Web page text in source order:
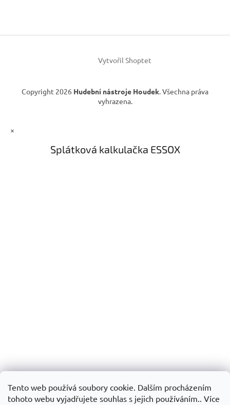
Tento web používá soubory cookie. Dalším procházením
tohoto webu vyjadřujete souhlas s jejich používáním.. Více
í
Vytvořil Shoptet
Copyright 2026 Hudební nástroje Houdek. Všechna práva
vyhrazena.
×
Splátková kalkulačka ESSOX